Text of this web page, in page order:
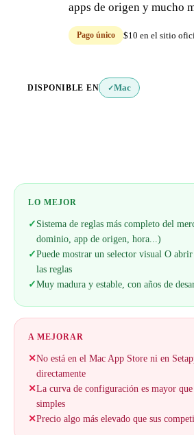
apps de origen y mucho
Pago único $10 en el sitio
DISPONIBLE EN ✓Mac
LO MEJOR
✓ Sistema de reglas más completo del
dominio, app de origen, hora...)
✓Puede mostrar un selector visual O
las reglas
✓Muy madura y estable, con años de
A MEJORAR
✕No está en el Mac App Store ni en
directamente
✕La curva de configuración es mayor
simples
✕Precio algo más elevado que sus